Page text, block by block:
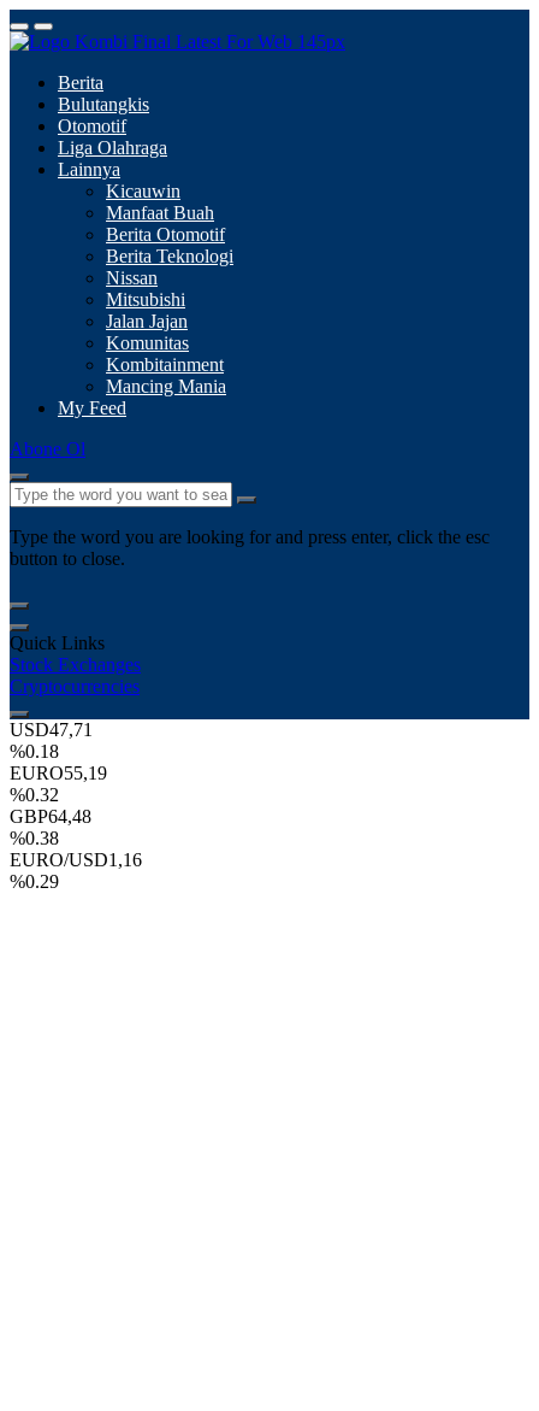
Berita
Bulutangkis
Otomotif
Liga Olahraga
Lainnya
Kicauwin
Manfaat Buah
Berita Otomotif
Berita Teknologi
Nissan
Mitsubishi
Jalan Jajan
Komunitas
Kombitainment
Mancing Mania
My Feed
Abone Ol
Type the word you are looking for and press enter, click the esc
button to close.
Quick Links
Stock Exchanges
Cryptocurrencies
USD47,71
%0.18
EURO55,19
%0.32
GBP64,48
%0.38
EURO/USD1,16
%0.29